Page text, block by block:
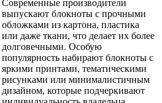
Современные производители
выпускают блокноты с прочными
обложками из картона, пластика
или даже ткани, что делает их более
долговечными. Особую
популярность набирают блокноты с
яркими принтами, тематическими
рисунками или минималистичным
дизайном, которые подчеркивают